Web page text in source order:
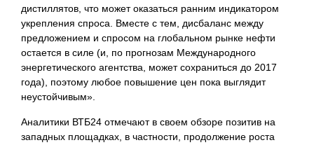
дистиллятов, что может оказаться ранним индикатором
укрепления спроса. Вместе с тем, дисбаланс между
предложением и спросом на глобальном рынке нефти
остается в силе (и, по прогнозам Международного
энергетического агентства, может сохраниться до 2017
года), поэтому любое повышение цен пока выглядит
неустойчивым».
Аналитики ВТБ24 отмечают в своем обзоре позитив на
западных площадках, в частности, продолжение роста